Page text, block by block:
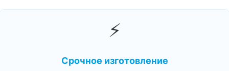
⚡
Срочное изготовление